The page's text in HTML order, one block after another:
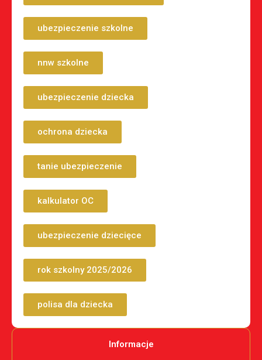
ubezpieczenie szkolne
nnw szkolne
ubezpieczenie dziecka
ochrona dziecka
tanie ubezpieczenie
kalkulator OC
ubezpieczenie dziecięce
rok szkolny 2025/2026
polisa dla dziecka
Informacje